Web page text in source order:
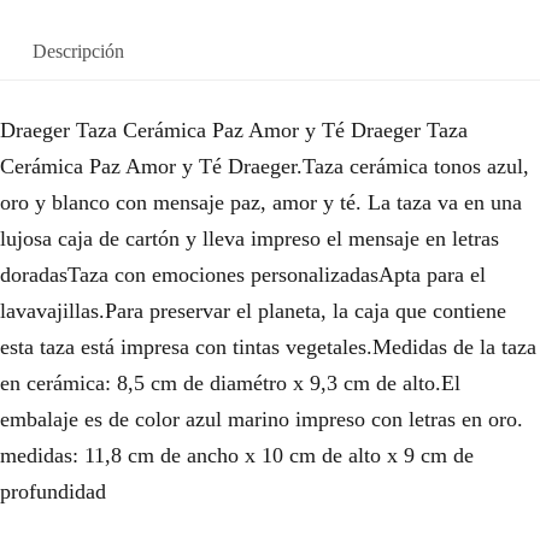
Descripción
Draeger Taza Cerámica Paz Amor y Té Draeger Taza
Cerámica Paz Amor y Té Draeger.Taza cerámica tonos azul,
oro y blanco con mensaje paz, amor y té. La taza va en una
lujosa caja de cartón y lleva impreso el mensaje en letras
doradasTaza con emociones personalizadasApta para el
lavavajillas.Para preservar el planeta, la caja que contiene
esta taza está impresa con tintas vegetales.Medidas de la taza
en cerámica: 8,5 cm de diamétro x 9,3 cm de alto.El
embalaje es de color azul marino impreso con letras en oro.
medidas: 11,8 cm de ancho x 10 cm de alto x 9 cm de
profundidad